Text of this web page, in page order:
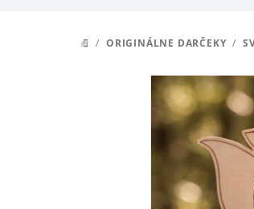
DOMOV
/ ORIGINÁLNE DARČEKY /